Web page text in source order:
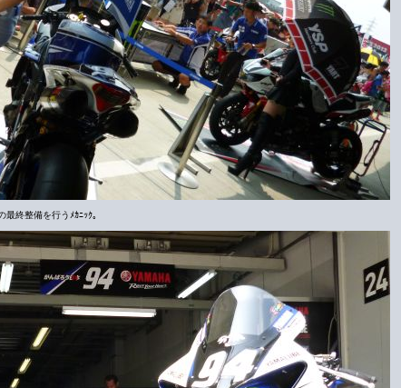
最終整備を行うﾒｶﾆｯｸ｡